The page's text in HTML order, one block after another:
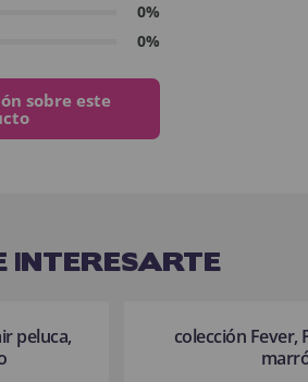
0%
0%
sobre este
INTERESARTE
peluca,
colección Fever,